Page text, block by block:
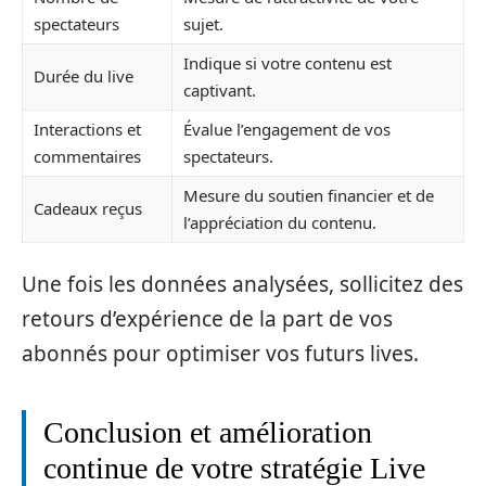
spectateurs
sujet.
Durée du live
Indique si votre contenu est
captivant.
Interactions et
commentaires
Évalue l’engagement de vos
spectateurs.
Cadeaux reçus
Mesure du soutien financier et de
l’appréciation du contenu.
Une fois les données analysées, sollicitez des
retours d’expérience de la part de vos
abonnés pour optimiser vos futurs lives.
Conclusion et amélioration
continue de votre stratégie Live